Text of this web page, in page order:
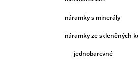
náramky s minerály
náramky ze skleněných
jednobarevné